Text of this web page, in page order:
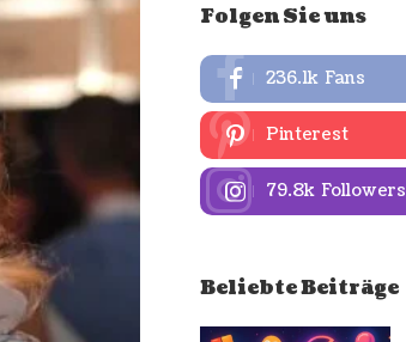
Folgen Sie uns
236.1k Fans
Pinterest
79.8k Followers
Beliebte Beiträge